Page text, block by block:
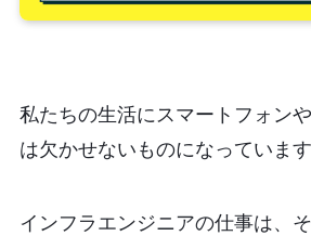
私たちの生活にスマートフォン
は欠かせないものになっています
インフラエンジニアの仕事は、